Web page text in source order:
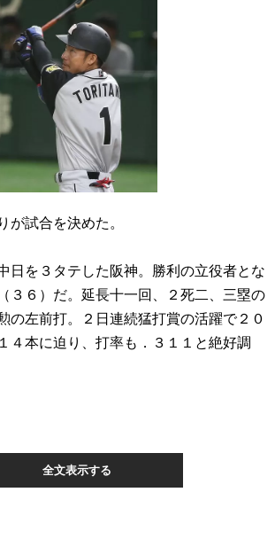
試合を決めた。
日を３タテした阪神。勝利の立役者とな
３６）だ。延長十一回、２死二、三塁の
の左前打。２日連続猛打賞の活躍で２０
４本に迫り、打率も．３１１と絶好調
全文表示する